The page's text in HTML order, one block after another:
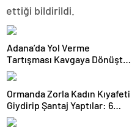
ettiği bildirildi.
Adana’da Yol Verme
Tartışması Kavgaya Dönüştü:
Testereyle Saldırı Kamerada
Ormanda Zorla Kadın Kıyafeti
Giydirip Şantaj Yaptılar: 6
Gözaltı